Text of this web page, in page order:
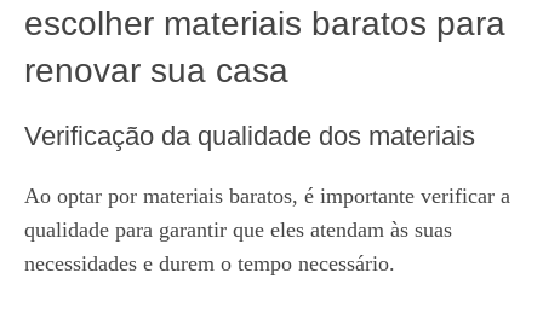
escolher materiais baratos para
renovar sua casa
Verificação da qualidade dos materiais
Ao optar por materiais baratos, é importante verificar a
qualidade para garantir que eles atendam às suas
necessidades e durem o tempo necessário.